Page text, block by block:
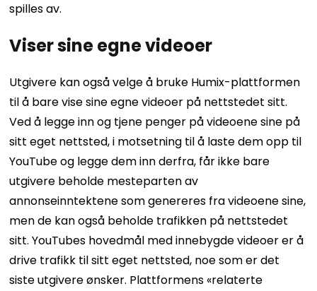
spilles av.
Viser sine egne videoer
Utgivere kan også velge å bruke Humix-plattformen
til å bare vise sine egne videoer på nettstedet sitt.
Ved å legge inn og tjene penger på videoene sine på
sitt eget nettsted, i motsetning til å laste dem opp til
YouTube og legge dem inn derfra, får ikke bare
utgivere beholde mesteparten av
annonseinntektene som genereres fra videoene sine,
men de kan også beholde trafikken på nettstedet
sitt. YouTubes hovedmål med innebygde videoer er å
drive trafikk til sitt eget nettsted, noe som er det
siste utgivere ønsker. Plattformens «relaterte